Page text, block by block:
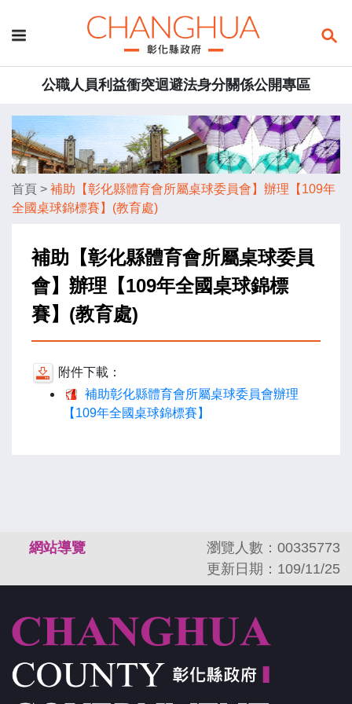
公職人員利益衝突迴避法身分關係公開專區
首頁 > 補助【彰化縣體育會所屬桌球委員會】辦理【109年
全國桌球錦標賽】(教育處)
補助【彰化縣體育會所屬桌球委員
會】辦理【109年全國桌球錦標
賽】(教育處)
附件下載：
補助彰化縣體育會所屬桌球委員會辦理
【109年全國桌球錦標賽】
網站導覽
瀏覽人數：00335773
更新日期：109/11/25